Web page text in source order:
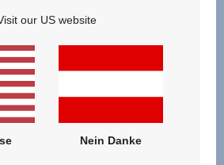
our US website
Nein Danke